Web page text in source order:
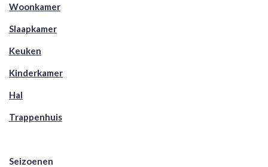
Woonkamer
Slaapkamer
Keuken
Kinderkamer
Hal
Trappenhuis
Seizoenen